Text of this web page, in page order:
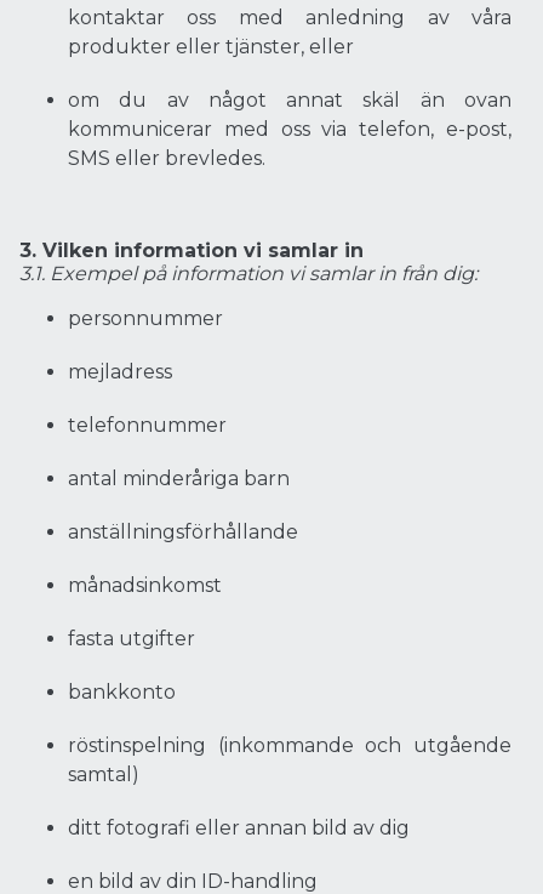
kontaktar oss med anledning av våra
produkter eller tjänster, eller
om du av något annat skäl än ovan
kommunicerar med oss via telefon, e-post,
SMS eller brevledes.
3. Vilken information vi samlar in
3.1. Exempel på information vi samlar in från dig:
personnummer
mejladress
telefonnummer
antal minderåriga barn
anställningsförhållande
månadsinkomst
fasta utgifter
bankkonto
röstinspelning (inkommande och utgående
samtal)
ditt fotografi eller annan bild av dig
en bild av din ID-handling